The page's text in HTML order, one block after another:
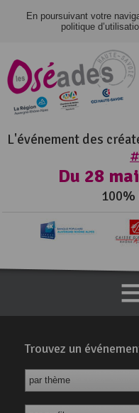
En poursuivant votre
politique
L'événement des
Du 28
100%
Trouvez un
par thème